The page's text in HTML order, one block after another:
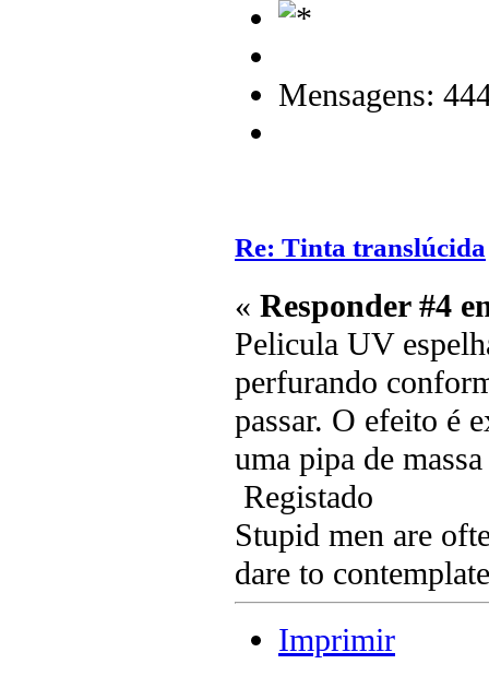
Mensagens:
Re: Tinta translúcida
« Responder #4
Pelicula UV
perfurando
passar. O efeito é
uma pipa de
Registado
Stupid men are
dare to
Imprimir